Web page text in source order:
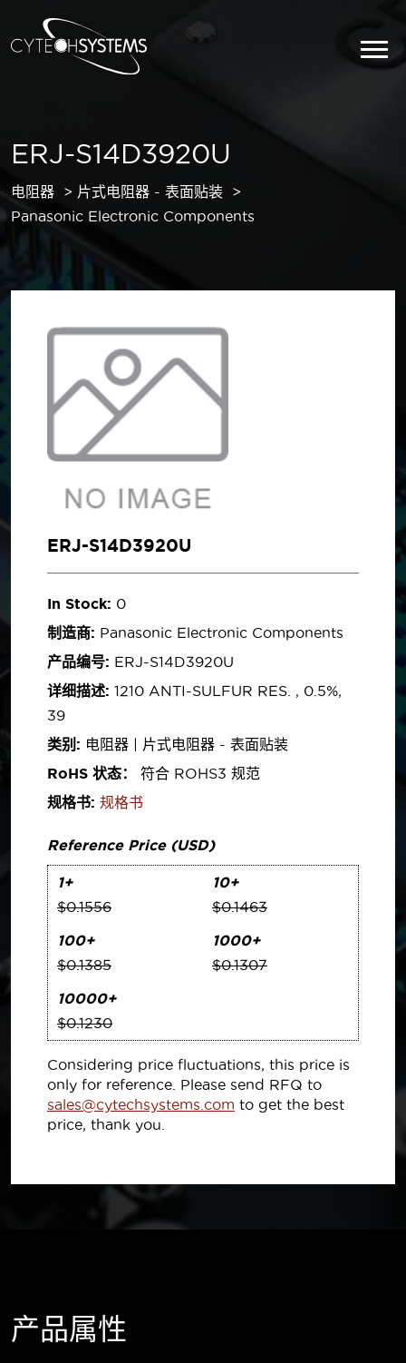
ERJ-S14D3920U
电阻器
片式电阻器 - 表面贴装
Panasonic Electronic Components
ERJ-S14D3920U
In Stock: 0
制造商: Panasonic Electronic Components
产品编号: ERJ-S14D3920U
详细描述: 1210 ANTI-SULFUR RES. , 0.5%,
39
类别: 电阻器 | 片式电阻器 - 表面贴装
RoHS 状态：
符合 ROHS3 规范
规格书: 规格书
Reference Price (USD)
1+
$0.1556
10+
$0.1463
100+
$0.1385
1000+
$0.1307
10000+
$0.1230
Considering price fluctuations, this price is
only for reference. Please send RFQ to
sales@cytechsystems.com to get the best
price, thank you.
产品属性